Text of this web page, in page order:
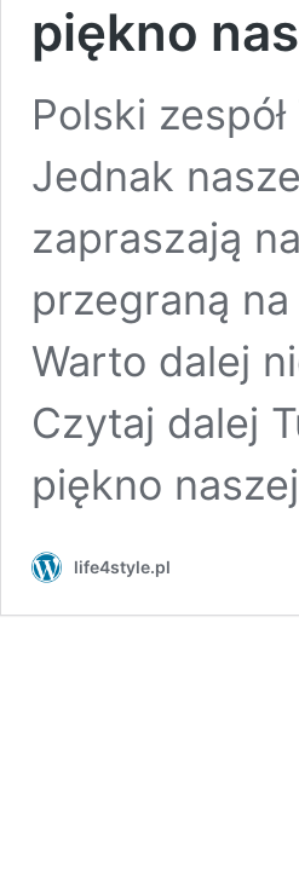
piękno
Polski
Jednak
zapraszają
przegraną
Warto dalej
Czytaj dalej
piękno
life4style.pl